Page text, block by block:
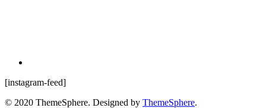
[instagram-feed]
© 2020 ThemeSphere. Designed by ThemeSphere.